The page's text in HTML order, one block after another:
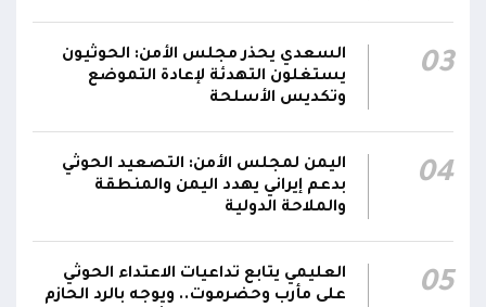
03
السعدي يحذر مجلس الأمن: الحوثيون
يستغلون التهدئة لإعادة التموضع
وتكديس الأسلحة
04
اليمن لمجلس الأمن: التصعيد الحوثي
بدعم إيراني يهدد اليمن والمنطقة
والملاحة الدولية
05
العليمي يتابع تداعيات الاعتداء الحوثي
على مأرب وحضرموت.. ويوجه بالرد الحازم